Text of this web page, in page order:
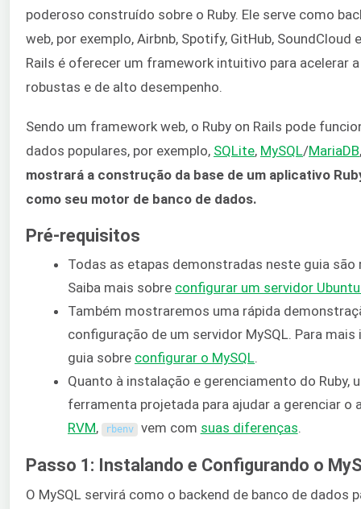
poderoso construído sobre o Ruby. Ele serve como
web, por exemplo, Airbnb, Spotify, GitHub, SoundCloud
Rails é oferecer um framework intuitivo para acelerar
robustas e de alto desempenho.
Sendo um framework web, o Ruby on Rails pode
dados populares, por exemplo, SQLite, MySQL/MariaDB
mostrará a construção da base de um aplicativo
como seu motor de banco de dados.
Pré-requisitos
Todas as etapas demonstradas neste guia
Saiba mais sobre configurar um servidor
Também mostraremos uma rápida
configuração de um servidor MySQL. Para
guia sobre configurar o MySQL.
Quanto à instalação e gerenciamento do Ruby,
ferramenta projetada para ajudar a gerenciar o
RVM, rbenv vem com suas diferenças.
Passo 1: Instalando e Configurando o
O MySQL servirá como o backend de banco de dados